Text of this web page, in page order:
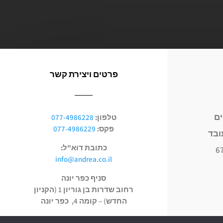
פרטים ויצירת קשר
טלפון: 077-4986228
פקס: 077-4986229
כתובת דוא"ל:
info@andrea.co.il
סניף כפר יונה
רחוב שדרות בן גוריון 1 (הקניון
החדש) – קומה 4, כפר יונה